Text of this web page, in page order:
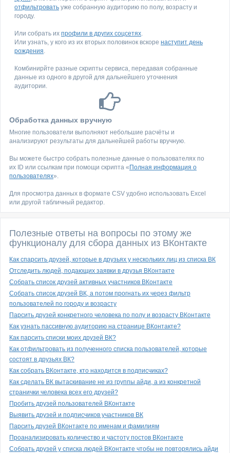
отфильтровать уже собранную аудиторию по полу, возрасту и
городу.
Или собрать их профили в других соцсетях.
Или узнать, у кого из их вторых половинок вскоре наступит день
рождения.
Комбинирйте разные скрипты сервиса, передавая собранные
данные из одного в другой для дальнейшего уточнения
аудитории.
Обработка данных вручную
Многие пользователи выполняют небольшие расчёты и
анализируют результаты для дальнейшей работы вручную.
Вы можете быстро собрать полезные данные о пользователях по
их ID или ссылкам при помощи скрипта « Полная информация о
пользователях».
Для просмотра данных в формате CSV удобно использовать Excel
или другой табличный редактор.
Полезные ответы на вопросы по этому же
функционалу для сбора данных из ВКонтакте
Как спарсить друзей, которые в друзьях у нескольких лиц из списка ВК
Отследить людей, подающих заявки в друзья ВКонтакте
Собрать список друзей активных участников ВКонтакте
Собрать список друзей ВК, а потом прогнать их через фильтр
пользователей по городу и возрасту
Парсить друзей конкретного человека по полу и возрасту ВКонтакте
Как узнать пассивную аудиторию на странице ВКонтакте?
Как парсить списки моих друзей ВК?
Как отфильтровать из полученного списка пользователей, которые
состоят в друзьях ВК?
Как собрать ВКонтакте, кто находится в подписчиках?
Как сделать ВК вытаскивание не из группы айди, а из конкретной
странички человека всех его друзей?
Пробить друзей пользователей ВКонтакте
Выявить друзей и подписчиков участников ВК
Парсить друзей ВКонтакте по именам и фамилиям
Проанализировать количество и частоту постов ВКонтакте
Собрать друзей у списка людей ВКонтакте чтобы не повторялись айди